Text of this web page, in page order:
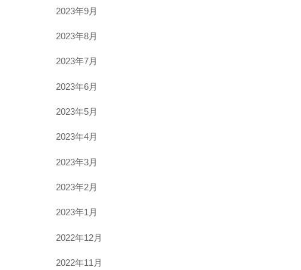
2023年9月
2023年8月
2023年7月
2023年6月
2023年5月
2023年4月
2023年3月
2023年2月
2023年1月
2022年12月
2022年11月